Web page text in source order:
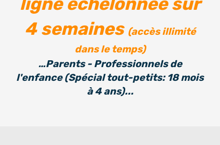
4 semaines (accès illimité
dans le temps)
…Parents - Professionnels de
l'enfance (Spécial tout-petits: 18 mois
à 4 ans)...